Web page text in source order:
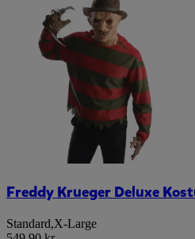
Freddy Krueger Deluxe
Standard,X-Large